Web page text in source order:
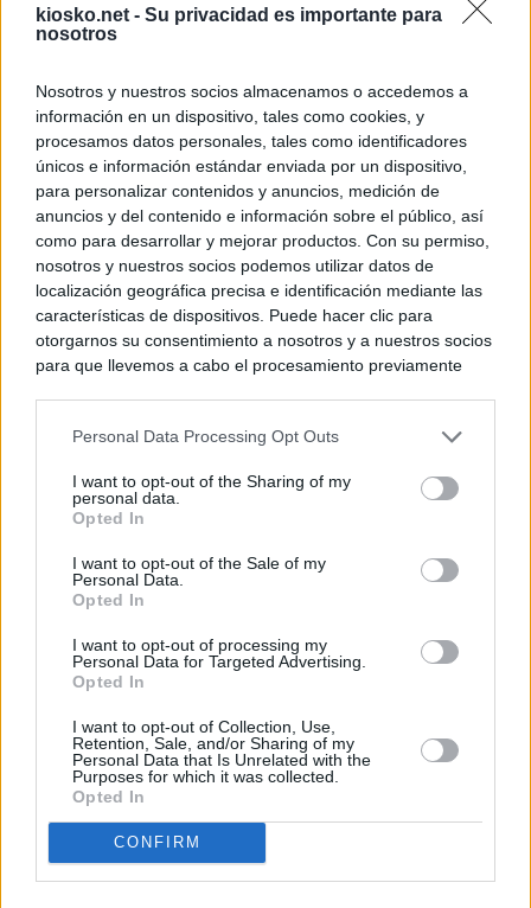
kiosko.net - Su privacidad es importante para
nosotros
Nosotros y nuestros socios almacenamos o accedemos a
información en un dispositivo, tales como cookies, y
procesamos datos personales, tales como identificadores
únicos e información estándar enviada por un dispositivo,
para personalizar contenidos y anuncios, medición de
anuncios y del contenido e información sobre el público, así
como para desarrollar y mejorar productos. Con su permiso,
nosotros y nuestros socios podemos utilizar datos de
localización geográfica precisa e identificación mediante las
características de dispositivos. Puede hacer clic para
otorgarnos su consentimiento a nosotros y a nuestros socios
para que llevemos a cabo el procesamiento previamente
negar su consentimiento. Tenga en cuenta que algún
de su consentimiento, pero usted tiene el derecho de
rechazar tal procesamiento. Sus preferencias se aplicarán
cualquier momento entrando de nuevo en este sitio web o
visitando nuestra política de privacidad.
Personal Data Processing Opt Outs
I want to opt-out of the Sharing of my
personal data.
Opted In
I want to opt-out of the Sale of my
Personal Data.
Opted In
I want to opt-out of processing my
Personal Data for Targeted Advertising.
Opted In
I want to opt-out of Collection, Use,
Retention, Sale, and/or Sharing of my
Personal Data that Is Unrelated with the
Purposes for which it was collected.
Opted In
CONFIRM
© Kiosko.net Terms and Conditions Privacy and Cookies